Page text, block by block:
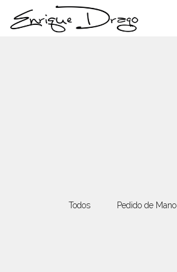
Todos Pedido de Mano